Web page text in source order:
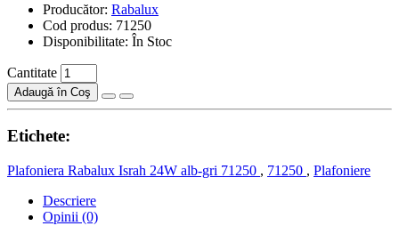
Producător: Rabalux
Cod produs: 71250
Disponibilitate: În Stoc
Cantitate
Adaugă în Coş
Etichete:
Plafoniera Rabalux Israh 24W alb-gri 71250 , 71250 , Plafoniere
Descriere
Opinii (0)